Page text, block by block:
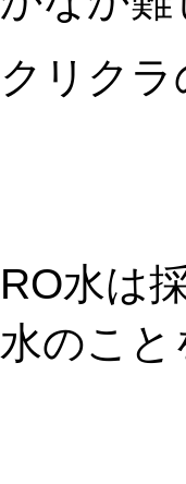
クリク
RO水は
水のこ